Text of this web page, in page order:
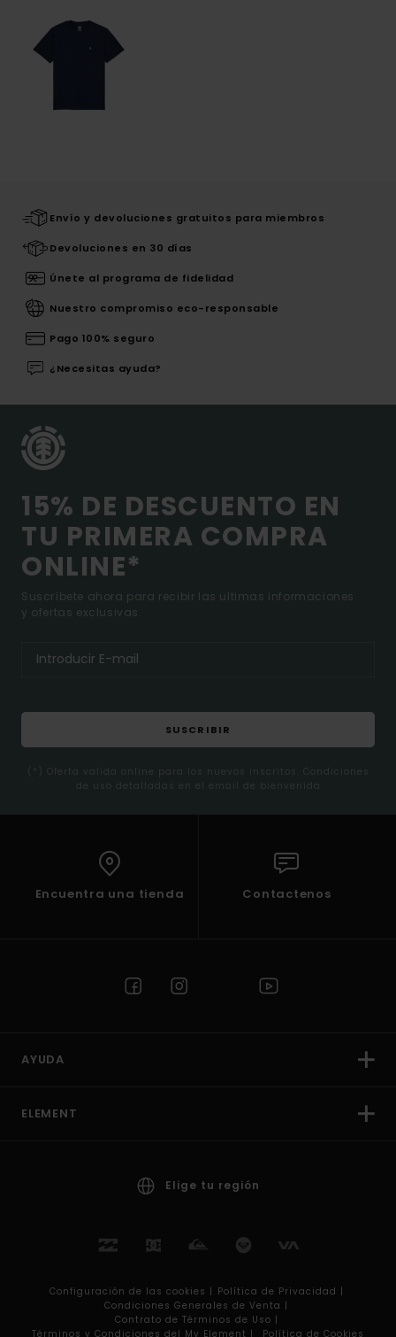
Envío y devoluciones gratuitos para miembros
Devoluciones en 30 días
Únete al programa de fidelidad
Nuestro compromiso eco-responsable
Pago 100% seguro
¿Necesitas ayuda?
15% DE DESCUENTO EN
TU PRIMERA COMPRA
ONLINE*
Suscríbete ahora para recibir las ultimas informaciones
y ofertas exclusivas.
SUSCRIBIR
(*) Oferta valida online para los nuevos inscritos. Condiciones
de uso detalladas en el email de bienvenida
Encuentra una tienda Contactenos
AYUDA
ELEMENT
Elige tu región
Configuración de las cookies | Política de Privacidad |
Condiciones Generales de Venta |
Contrato de Términos de Uso |
Términos y Condiciones del My Element |
Política de Cookies